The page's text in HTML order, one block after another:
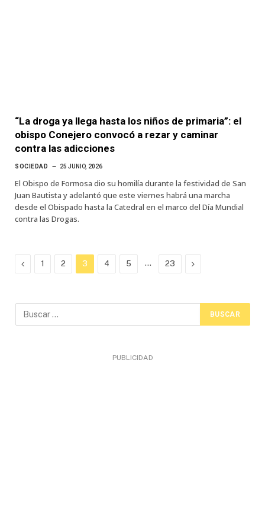
“La droga ya llega hasta los niños de primaria”: el
obispo Conejero convocó a rezar y caminar
contra las adicciones
SOCIEDAD 25 JUNIO, 2026
El Obispo de Formosa dio su homilía durante la festividad de San
Juan Bautista y adelantó que este viernes habrá una marcha
desde el Obispado hasta la Catedral en el marco del Día Mundial
contra las Drogas.
Previous
1 2 3 4 5 … 23 Next
PUBLICIDAD